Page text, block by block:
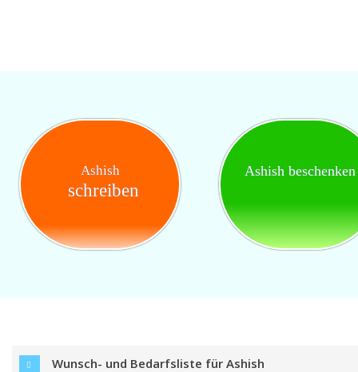
Ashish
schreiben
Ashish beschenken
Wunsch- und Bedarfsliste für Ashish